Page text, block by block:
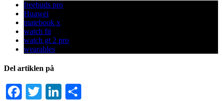
freebuds pro
Huawei
matebook x
watch fit
watch gt 2 pro
wearables
Del artiklen på
Facebook
TwitterLinkedIn